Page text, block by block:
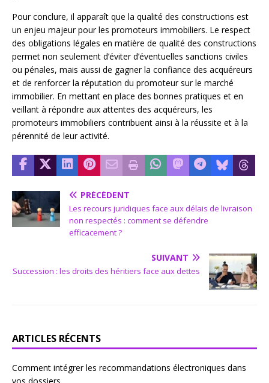
Pour conclure, il apparaît que la qualité des constructions est
un enjeu majeur pour les promoteurs immobiliers. Le respect
des obligations légales en matière de qualité des constructions
permet non seulement d’éviter d’éventuelles sanctions civiles
ou pénales, mais aussi de gagner la confiance des acquéreurs
et de renforcer la réputation du promoteur sur le marché
immobilier. En mettant en place des bonnes pratiques et en
veillant à répondre aux attentes des acquéreurs, les
promoteurs immobiliers contribuent ainsi à la réussite et à la
pérennité de leur activité.
PRÉCÉDENT
Les recours juridiques face aux délais de livraison
non respectés : comment se défendre
efficacement ?
SUIVANT
Succession : les droits des héritiers face aux dettes
ARTICLES RÉCENTS
Comment intégrer les recommandations électroniques dans